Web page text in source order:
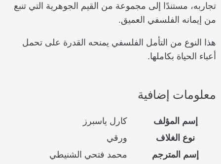
تجاربه، مستندًا إلى مجموعة من القيم الجوهرية التي تنبع
من إيمانه الفلسفي العميق.
هذا النوع من التأمل الفلسفي يمنحه القدرة على تحمل
أعباء الحياة بكاملها.
معلومات إضافية
إسم المؤلف
كارل ياسبرز
نوع الغلاف
ورقي
إسم المترجم
محمد فتحي الشنيطي